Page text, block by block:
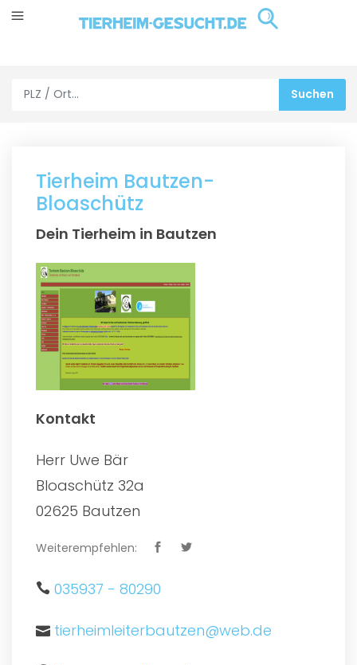
Tierheim Bautzen-
Bloaschütz
Dein Tierheim in Bautzen
Kontakt
Herr Uwe Bär
Bloaschütz 32a
02625 Bautzen
Weiterempfehlen:
035937 - 80290
tierheimleiterbautzen@web.de